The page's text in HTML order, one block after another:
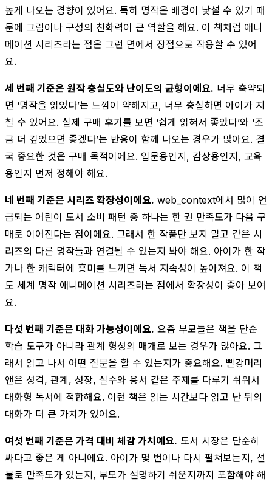
높게 나오는 경향이 있어요. 특히 명작은 배경이 낯설 수 있기 때
문에 그림이나 구성의 친화력이 큰 역할을 해요. 이 책처럼 애니
메이션 시리즈라는 점은 그런 면에서 장점으로 작용할 수 있어
요.
세 번째 기준은 원작 충실도와 난이도의 균형이에요. 너무 축약되
면 ‘명작을 읽었다’는 느낌이 약해지고, 너무 충실하면 아이가 지
칠 수 있어요. 실제 구매 후기를 보면 ‘쉽게 읽혀서 좋았다’와 ‘조
금 더 깊었으면 좋겠다’는 반응이 함께 나오는 경우가 많아요. 결
국 중요한 것은 구매 목적이에요. 입문용인지, 감상용인지, 교육
용인지 먼저 정해야 해요.
네 번째 기준은 시리즈 확장성이에요. web_context에서 많이 언
급되는 어린이 도서 소비 패턴 중 하나는 한 권 만족도가 다음 구
매로 이어진다는 점이에요. 그래서 한 작품만 보지 말고 같은 시
리즈의 다른 명작들과 연결될 수 있는지 봐야 해요. 아이가 한 작
가나 한 캐릭터에 흥미를 느끼면 독서 지속성이 높아져요. 이 책
도 세계 명작 애니메이션 시리즈라는 점에서 확장성이 좋아 보여
요.
다섯 번째 기준은 대화 가능성이에요. 요즘 부모들은 책을 단순
학습 도구가 아니라 관계 형성의 매개로 보는 경우가 많아요. 그
래서 읽고 나서 어떤 질문을 할 수 있는지가 중요해요. 빨강머리
앤은 성격, 관계, 성장, 실수와 용서 같은 주제를 다루기 쉬워서
대화형 독서에 적합해요. 이런 책은 읽는 시간보다 읽고 난 뒤의
대화가 더 큰 가치가 있어요.
여섯 번째 기준은 가격 대비 체감 가치예요. 도서 시장은 단순히
싸다고 좋은 게 아니에요. 아이가 몇 번이나 다시 펼쳐보는지, 선
물로 만족도가 있는지, 부모가 설명하기 쉬운지까지 포함해야 해